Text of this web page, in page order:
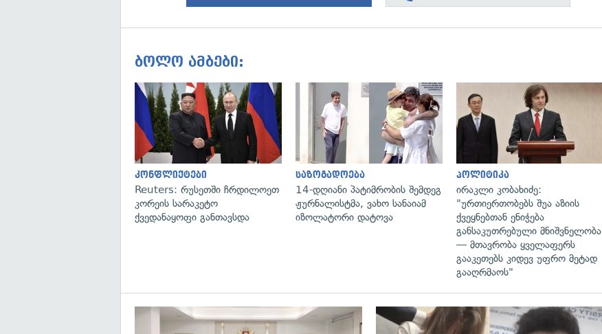
ბოლო ამბები:
გადახედვა
კონფლიქტები
Reuters: რუსეთში ჩრდილოეთ
კორეის სარაკეტო
ქვედანაყოფი განთავსდა
გადახედვა
საზოგადოება
14-დღიანი პატიმრობის შემდეგ
ჟურნალისტმა, ვახო სანაიამ
იზოლატორი დატოვა
პოლიტიკა
ირაკლი კობახიძე:
"ურთიერთობებს შუა აზიის
ქვეყნებთან ენიჭება
განსაკუთრებული მნიშვნელობა
— მთავრობა ყველაფერს
გააკეთებს კიდევ უფრო მეტად
გააღრმაოს"
გადახედვა